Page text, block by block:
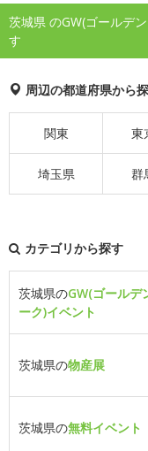
茨城県 のGW(ゴールデ
す
周辺の都道府県から
関東 東
埼玉県 群
カテゴリから探す
茨城県のGW(ゴールデ
ーク)イベント
茨城県の物産展
茨城県の無料イベント